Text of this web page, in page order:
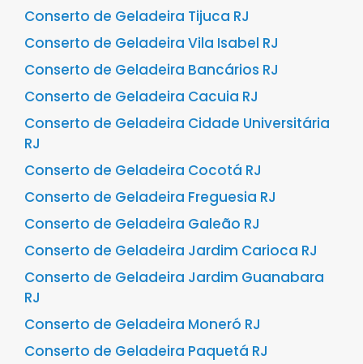
Conserto de Geladeira Tijuca RJ
Conserto de Geladeira Vila Isabel RJ
Conserto de Geladeira Bancários RJ
Conserto de Geladeira Cacuia RJ
Conserto de Geladeira Cidade Universitária
RJ
Conserto de Geladeira Cocotá RJ
Conserto de Geladeira Freguesia RJ
Conserto de Geladeira Galeão RJ
Conserto de Geladeira Jardim Carioca RJ
Conserto de Geladeira Jardim Guanabara
RJ
Conserto de Geladeira Moneró RJ
Conserto de Geladeira Paquetá RJ